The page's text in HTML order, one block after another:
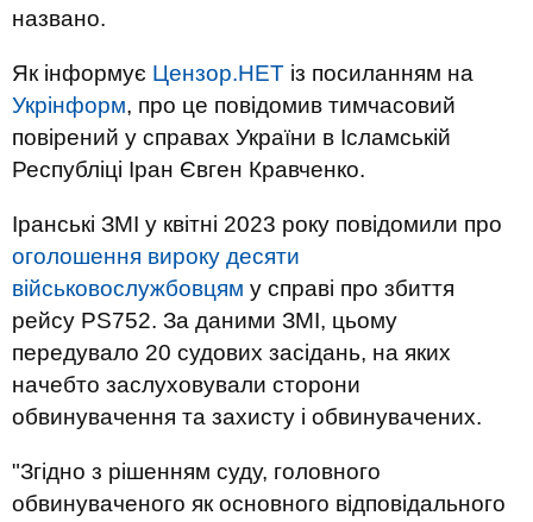
названо.
Як інформує Цензор.НЕТ із посиланням на
Укрінформ, про це повідомив тимчасовий
повірений у справах України в Ісламській
Республіці Іран Євген Кравченко.
Іранські ЗМІ у квітні 2023 року повідомили про
оголошення вироку десяти
військовослужбовцям у справі про збиття
рейсу PS752. За даними ЗМІ, цьому
передувало 20 судових засідань, на яких
начебто заслуховували сторони
обвинувачення та захисту і обвинувачених.
"Згідно з рішенням суду, головного
обвинуваченого як основного відповідального